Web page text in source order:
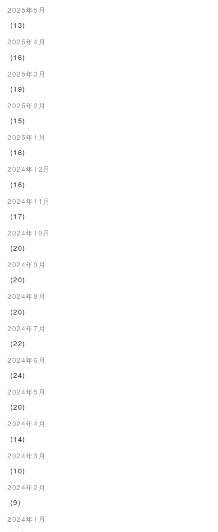
2025年5月
(13)
2025年4月
(16)
2025年3月
(19)
2025年2月
(15)
2025年1月
(16)
2024年12月
(16)
2024年11月
(17)
2024年10月
(20)
2024年9月
(20)
2024年8月
(20)
2024年7月
(22)
2024年6月
(24)
2024年5月
(20)
2024年4月
(14)
2024年3月
(10)
2024年2月
(9)
2024年1月